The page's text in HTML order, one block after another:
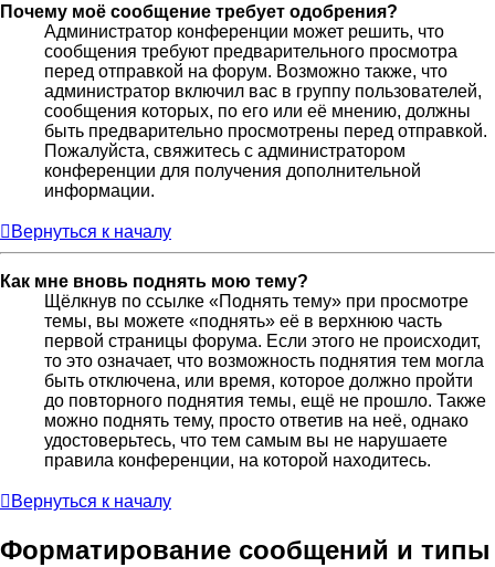
Почему моё сообщение требует одобрения?
Администратор конференции может решить, что
сообщения требуют предварительного просмотра
перед отправкой на форум. Возможно также, что
администратор включил вас в группу пользователей,
сообщения которых, по его или её мнению, должны
быть предварительно просмотрены перед отправкой.
Пожалуйста, свяжитесь с администратором
конференции для получения дополнительной
информации.
Вернуться к началу
Как мне вновь поднять мою тему?
Щёлкнув по ссылке «Поднять тему» при просмотре
темы, вы можете «поднять» её в верхнюю часть
первой страницы форума. Если этого не происходит,
то это означает, что возможность поднятия тем могла
быть отключена, или время, которое должно пройти
до повторного поднятия темы, ещё не прошло. Также
можно поднять тему, просто ответив на неё, однако
удостоверьтесь, что тем самым вы не нарушаете
правила конференции, на которой находитесь.
Вернуться к началу
Форматирование сообщений и типы